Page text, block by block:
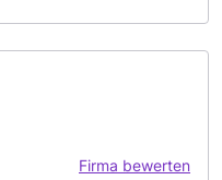
Firma bewerten